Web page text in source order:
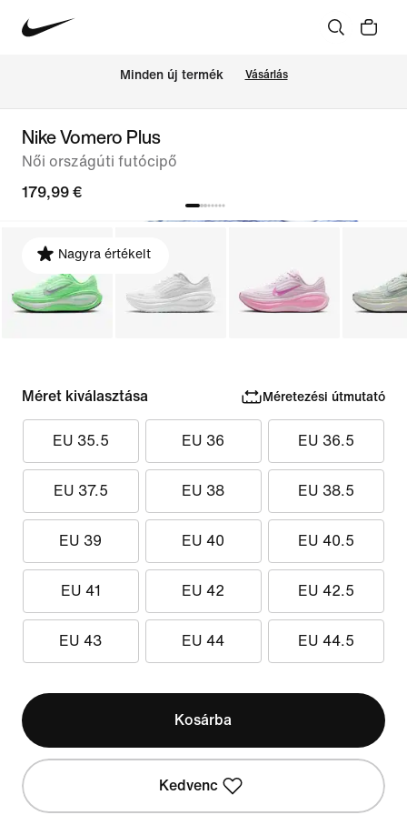
Minden új termék Vásárlás
Nike Vomero Plus
Női országúti futócipő
179,99 €
Nagyra értékelt
Méret kiválasztása Méretezési útmutató
EU 35.5 EU 36 EU 36.5
EU 37.5 EU 38 EU 38.5
EU 39 EU 40 EU 40.5
EU 41 EU 42 EU 42.5
EU 43 EU 44 EU 44.5
Kosárba
Kedvenc